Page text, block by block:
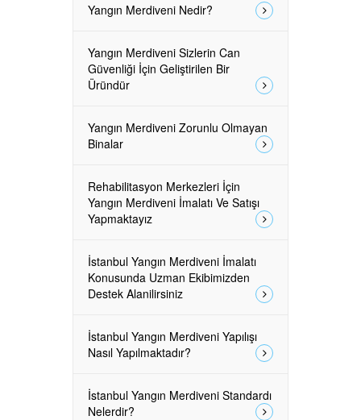
Yangın Merdiveni Nedir?
Yangın Merdiveni Sizlerin Can
Güvenliği İçin Geliştirilen Bir
Üründür
Yangın Merdiveni Zorunlu Olmayan
Binalar
Rehabilitasyon Merkezleri İçin
Yangın Merdiveni İmalatı Ve Satışı
Yapmaktayız
İstanbul Yangın Merdiveni İmalatı
Konusunda Uzman Ekibimizden
Destek Alanilirsiniz
İstanbul Yangın Merdiveni Yapılışı
Nasıl Yapılmaktadır?
İstanbul Yangın Merdiveni Standardı
Nelerdir?